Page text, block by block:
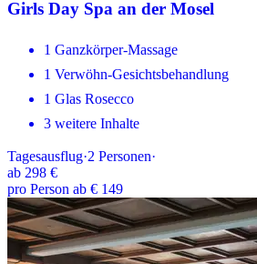
Girls Day Spa an der Mosel
1 Ganzkörper-Massage
1 Verwöhn-Gesichtsbehandlung
1 Glas Rosecco
3 weitere Inhalte
Tagesausflug·2 Personen·
ab 298 €
pro Person ab € 149